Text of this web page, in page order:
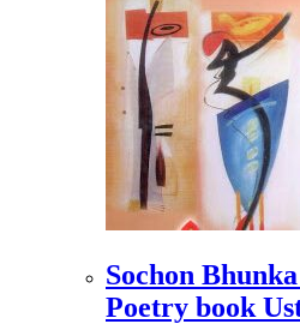
Sochon
Poetry book